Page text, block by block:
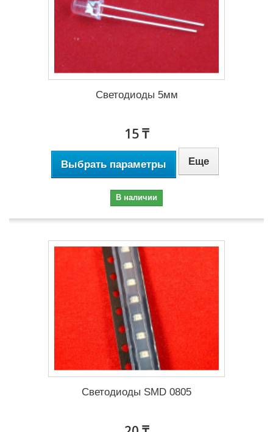
Светодиоды 5мм
15 ₸
Выбрать параметры Еще
В наличии
Светодиоды SMD 0805